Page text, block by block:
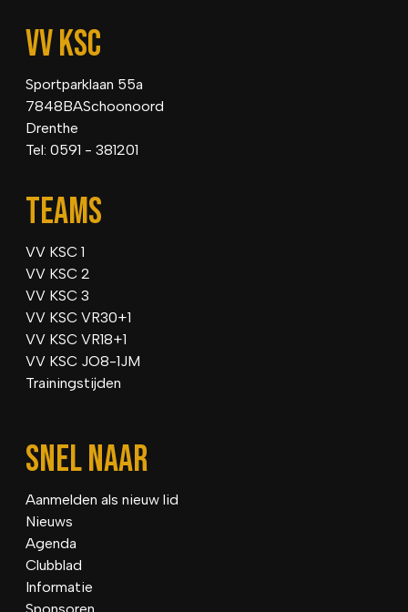
VV KSC
Sportparklaan 55a
7848BASchoonoord
Drenthe
Tel: 0591 - 381201
TEAMS
VV KSC 1
VV KSC 2
VV KSC 3
VV KSC VR30+1
VV KSC VR18+1
VV KSC JO8-1JM
Trainingstijden
SNEL NAAR
Aanmelden als nieuw lid
Nieuws
Agenda
Clubblad
Informatie